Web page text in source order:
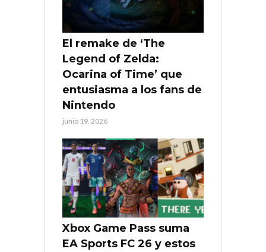
El remake de ‘The
Legend of Zelda:
Ocarina of Time’ que
entusiasma a los fans de
Nintendo
junio 19, 2026
Xbox Game Pass suma
EA Sports FC 26 y estos